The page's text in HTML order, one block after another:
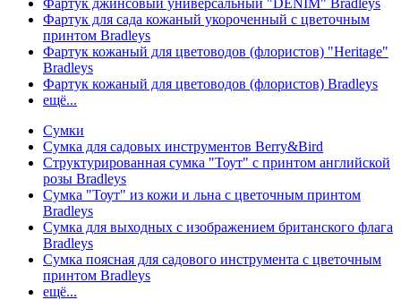
Фартук джинсовый универсальный "DENIM" Bradleys
Фартук для сада кожаный укороченный с цветочным
принтом Bradleys
Фартук кожаный для цветоводов (флористов) "Heritage"
Bradleys
Фартук кожаный для цветоводов (флористов) Bradleys
ещё...
Сумки
Сумка для садовых инструментов Berry&Bird
Структурированная сумка "Тоут" с принтом английской
розы Bradleys
Сумка "Тоут" из кожи и льна с цветочным принтом
Bradleys
Сумка для выходных с изображением британского флага
Bradleys
Сумка поясная для садового инструмента с цветочным
принтом Bradleys
ещё...